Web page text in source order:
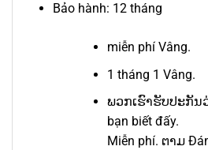
Bảo hành: 12 tháng
miễn phí Vâng.
1 tháng 1 Vâng.
ພວກເຮົາຮັບປະກັນ
bạn biết đấy.
Miễn phí. ຕາມ